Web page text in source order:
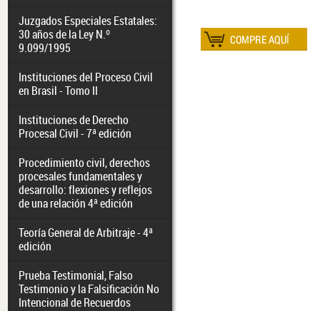
Juzgados Especiales Estatales:
30 años de la Ley N.º
9.099/1995
Instituciones del Proceso Civil
en Brasil - Tomo II
Instituciones de Derecho
Procesal Civil - 7ª edición
Procedimiento civil, derechos
procesales fundamentales y
desarrollo: flexiones y reflejos
de una relación 4ª edición
Teoría General de Arbitraje - 4ª
edición
Prueba Testimonial, Falso
Testimonio y la Falsificación No
Intencional de Recuerdos